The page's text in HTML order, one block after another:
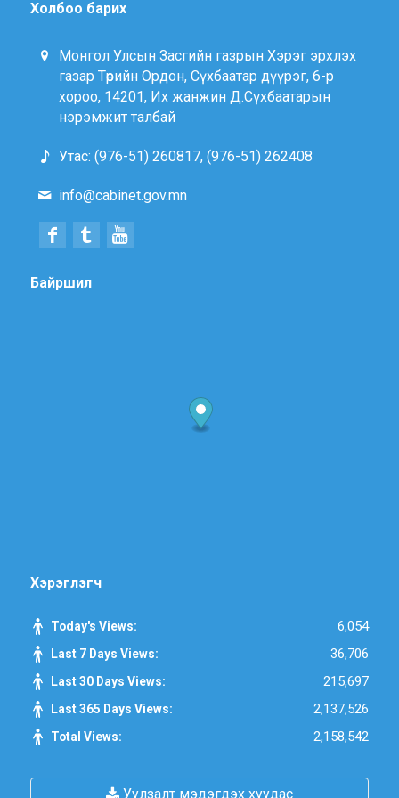
Холбоо барих
Монгол Улсын Засгийн газрын Хэрэг эрхлэх
газар Төрийн Ордон, Сүхбаатар дүүрэг, 6-р
хороо, 14201, Их жанжин Д.Сүхбаатарын
нэрэмжит талбай
Утас: (976-51) 260817, (976-51) 262408
info@cabinet.gov.mn
Байршил
Хэрэглэгч
Today's Views: 6,054
Last 7 Days Views: 36,706
Last 30 Days Views: 215,697
Last 365 Days Views: 2,137,526
Total Views: 2,158,542
Уулзалт мэдэгдэх хуудас